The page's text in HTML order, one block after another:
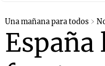
Una mañana para todos
España